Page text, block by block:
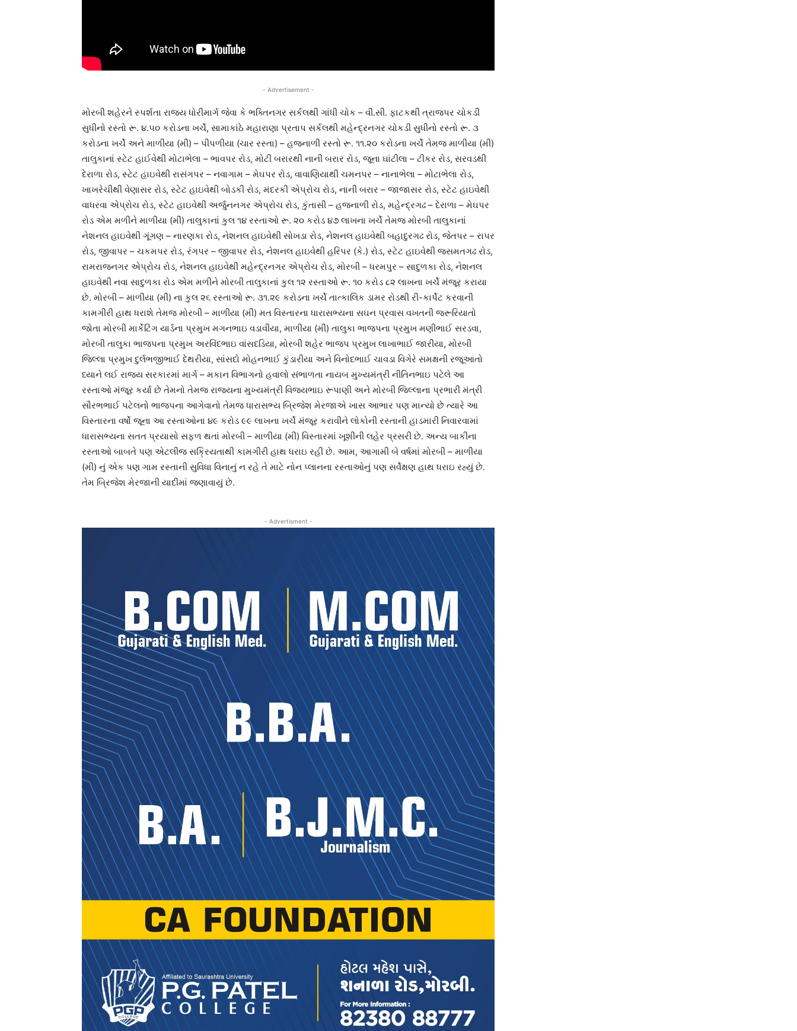
- Advertisement -
મોરબી શહેરને સ્પર્શતા રાજ્ય ધોરીમાર્ગ જેવા કે ભક્તિનગર સર્કલથી ગાંધી ચોક – વી.સી. ફાટકથી ત્રાજપર ચોકડી
સુધીનો રસ્તો રૂ. ૪.૫૦ કરોડના ખર્ચે, સામાકાંઠે મહારાણા પ્રતાપ સર્કલથી મહેન્દ્રનગર ચોકડી સુધીનો રસ્તો રૂ. ૩
કરોડના ખર્ચે અને માળીયા (મીં) – પીપળીયા (ચાર રસ્તા) – હજનાળી રસ્તો રૂ. ૧૧.૨૦ કરોડના ખર્ચે તેમજ માળીયા (મીં)
તાલુકાનાં સ્ટેટ હાઈવેથી મોટાભેલા – ભાવપર રોડ, મોટી બરારથી નાની બરાર રોડ, જૂના ઘાંટીલા – ટીકર રોડ, સરવડથી
દેરાળા રોડ, સ્ટેટ હાઇવેથી રાસંગપર – નવાગામ – મેઘપર રોડ, વાવાણિયાથી ચમનપર – નાનાભેલા – મોટાભેલા રોડ,
ખાખરેચીથી વેણાસર રોડ, સ્ટેટ હાઇવેથી બોડકી રોડ, મંદરકી એપ્રોચ રોડ, નાની બરાર – જાજાસર રોડ, સ્ટેટ હાઇવેથી
વાધરવા એપ્રોચ રોડ, સ્ટેટ હાઇવેથી અર્જુનનગર એપ્રોચ રોડ, કુંતાસી – હજનાળી રોડ, મહેન્દ્રગઢ – દેરાળા – મેઘપર
રોડ એમ મળીને માળીયા (મીં) તાલુકાનાં કુલ ૧૪ રસ્તાઓ રૂ. ૨૦ કરોડ ૪૭ લાખના ખર્ચે તેમજ મોરબી તાલુકાનાં
નેશનલ હાઇવેથી ગૂંગણ – નારણકા રોડ, નેશનલ હાઇવેથી સોખડા રોડ, નેશનલ હાઇવેથી બહાદુરગઢ રોડ, જેતપર – રાપર
રોડ, જીવાપર – ચકમપર રોડ, રંગપર – જીવાપર રોડ, નેશનલ હાઇવેથી હરિપર (કે.) રોડ, સ્ટેટ હાઇવેથી જસમતગઢ રોડ,
રામરાજનગર એપ્રોચ રોડ, નેશનલ હાઇવેથી મહેન્દ્રનગર એપ્રોચ રોડ, મોરબી – ધરમપુર – સાદુળકા રોડ, નેશનલ
હાઇવેથી નવા સાદુળકા રોડ એમ મળીને મોરબી તાલુકાનાં કુલ ૧૨ રસ્તાઓ રૂ. ૧૦ કરોડ ૮૨ લાખના ખર્ચે મંજૂર કરાયા
છે. મોરબી – માળીયા (મીં) ના કુલ ૨૬ રસ્તાઓ રૂ. ૩૧.૨૯ કરોડના ખર્ચે તાત્કાલિક ડામર રોડથી રી-કાર્પેટ કરવાની
કામગીરી હાથ ધરાશે તેમજ મોરબી – માળીયા (મીં) મત વિસ્તારના ધારાસભ્યના સઘન પ્રવાસ વખતની જરૂરિયાતો
જોતા મોરબી માર્કેટિંગ યાર્ડના પ્રમુખ મગનભાઇ વડાવીયા, માળીયા (મીં) તાલુકા ભાજપના પ્રમુખ મણીભાઈ સરડવા,
મોરબી તાલુકા ભાજપના પ્રમુખ અરવિંદભાઇ વાંસદડિયા, મોરબી શહેર ભાજપ પ્રમુખ લાખાભાઈ જારીયા, મોરબી
જિલ્લા પ્રમુખ દુર્લભજીભાઈ દેથરીયા, સાંસદો મોહનભાઈ કુંડારીયા અને વિનોદભાઈ ચાવડા વિગેરે સમક્ષની રજૂઆતો
ધ્યાને લઈ રાજ્ય સરકારમાં માર્ગ – મકાન વિભાગનો હવાલો સંભાળતા નાયબ મુખ્યમંત્રી નીતિનભાઇ પટેલે આ
રસ્તાઓ મંજૂર કર્યા છે તેમનો તેમજ રાજ્યના મુખ્યમંત્રી વિજયભાઇ રૂપાણી અને મોરબી જિલ્લાના પ્રભારી મંત્રી
સૌરભભાઈ પટેલનો ભાજપના આગેવાનો તેમજ ધારાસભ્ય બ્રિજેશ મેરજાએ ખાસ આભાર પણ માન્યો છે ત્યારે આ
વિસ્તારના વર્ષો જૂના આ રસ્તાઓના ૪૯ કરોડ ૯૯ લાખના ખર્ચે મંજૂર કરાવીને લોકોની રસ્તાની હાડમારી નિવારવામાં
ધારાસભ્યના સતત પ્રયાસો સફળ થતાં મોરબી – માળીયા (મીં) વિસ્તારમાં ખૂશીની લહેર પ્રસરી છે. અન્ય બાકીના
રસ્તાઓ બાબતે પણ એટલીજ સક્રિયતાથી કામગીરી હાથ ધરાઇ રહી છે. આમ, આગામી બે વર્ષમાં મોરબી – માળીયા
(મીં) નું એક પણ ગામ રસ્તાની સુવિધા વિનાનું ન રહે તે માટે નોન પ્લાનના રસ્તાઓનું પણ સર્વેક્ષણ હાથ ધરાઇ રહ્યું છે.
તેમ બ્રિજેશ મેરજાની યાદીમાં જણાવાયું છે.
- Advertisment -